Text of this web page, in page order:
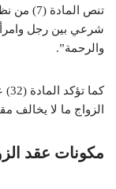
تنص
شرعي بين رجل
والرحمة”.
الزواج ما لا يخالف
مكونات عقد